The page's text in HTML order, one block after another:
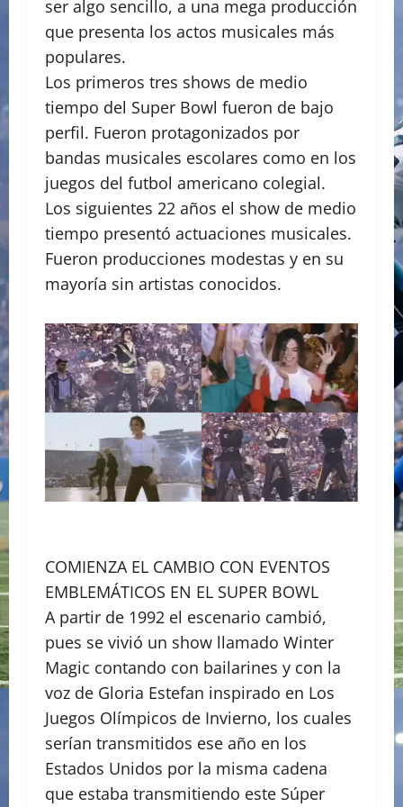
ser algo sencillo, a una mega producción
que presenta los actos musicales más
populares.
Los primeros tres shows de medio
tiempo del Super Bowl fueron de bajo
perfil. Fueron protagonizados por
bandas musicales escolares como en los
juegos del futbol americano colegial.
Los siguientes 22 años el show de medio
tiempo presentó actuaciones musicales.
Fueron producciones modestas y en su
mayoría sin artistas conocidos.
COMIENZA EL CAMBIO CON EVENTOS
EMBLEMÁTICOS EN EL SUPER BOWL
A partir de 1992 el escenario cambió,
pues se vivió un show llamado Winter
Magic contando con bailarines y con la
voz de Gloria Estefan inspirado en Los
Juegos Olímpicos de Invierno, los cuales
serían transmitidos ese año en los
Estados Unidos por la misma cadena
que estaba transmitiendo este Súper